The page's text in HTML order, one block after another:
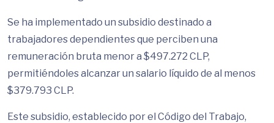
Se ha implementado un subsidio destinado a
trabajadores dependientes que perciben una
remuneración bruta menor a $497.272 CLP,
permitiéndoles alcanzar un salario líquido de al menos
$379.793 CLP.
Este subsidio, establecido por el Código del Trabajo,